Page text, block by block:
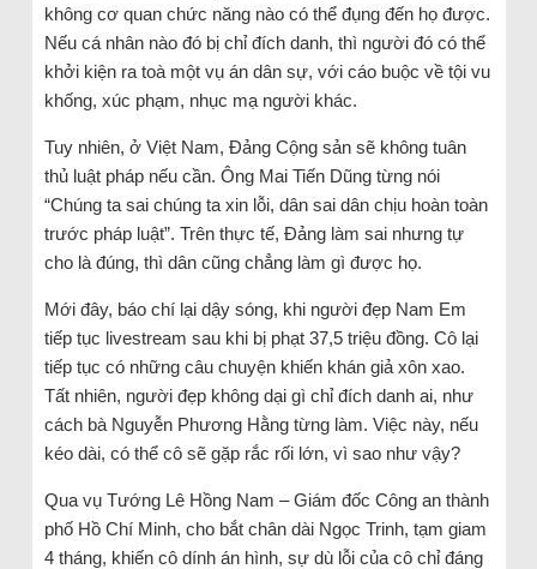
không cơ quan chức năng nào có thể đụng đến họ được.
Nếu cá nhân nào đó bị chỉ đích danh, thì người đó có thể
khởi kiện ra toà một vụ án dân sự, với cáo buộc về tội vu
khống, xúc phạm, nhục mạ người khác.
Tuy nhiên, ở Việt Nam, Đảng Cộng sản sẽ không tuân
thủ luật pháp nếu cần. Ông Mai Tiến Dũng từng nói
“Chúng ta sai chúng ta xin lỗi, dân sai dân chịu hoàn toàn
trước pháp luật”. Trên thực tế, Đảng làm sai nhưng tự
cho là đúng, thì dân cũng chẳng làm gì được họ.
Mới đây, báo chí lại dậy sóng, khi người đẹp Nam Em
tiếp tục livestream sau khi bị phạt 37,5 triệu đồng. Cô lại
tiếp tục có những câu chuyện khiến khán giả xôn xao.
Tất nhiên, người đẹp không dại gì chỉ đích danh ai, như
cách bà Nguyễn Phương Hằng từng làm. Việc này, nếu
kéo dài, có thể cô sẽ gặp rắc rối lớn, vì sao như vậy?
Qua vụ Tướng Lê Hồng Nam – Giám đốc Công an thành
phố Hồ Chí Minh, cho bắt chân dài Ngọc Trinh, tạm giam
4 tháng, khiến cô dính án hình, sự dù lỗi của cô chỉ đáng